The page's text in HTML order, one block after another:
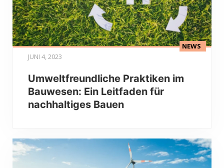
JUNI 4, 2023
NEWS
Umweltfreundliche Praktiken im
Bauwesen: Ein Leitfaden für
nachhaltiges Bauen